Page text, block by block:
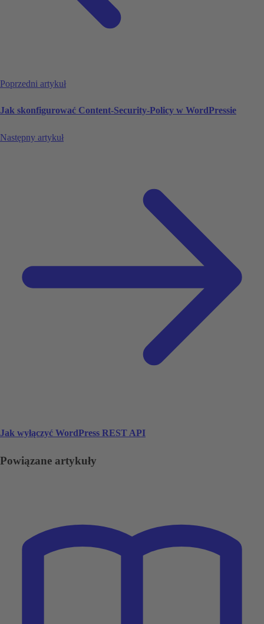
Poprzedni artykuł
Jak skonfigurować Content-Security-Policy w WordPressie
Następny artykuł
Jak wyłączyć WordPress REST API
Powiązane artykuły